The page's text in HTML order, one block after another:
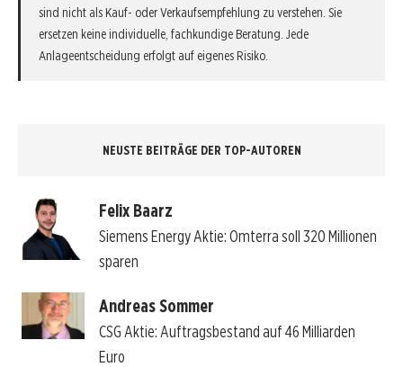
sind nicht als Kauf- oder Verkaufsempfehlung zu verstehen. Sie
ersetzen keine individuelle, fachkundige Beratung. Jede
Anlageentscheidung erfolgt auf eigenes Risiko.
NEUSTE BEITRÄGE DER TOP-AUTOREN
Felix Baarz
Siemens Energy Aktie: Omterra soll 320 Millionen
sparen
Andreas Sommer
CSG Aktie: Auftragsbestand auf 46 Milliarden
Euro